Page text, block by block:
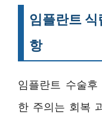
임플란트 식
항
임플란트 수술
한 주의는 회복